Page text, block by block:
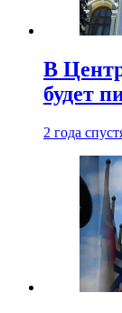
В
будет
2 года